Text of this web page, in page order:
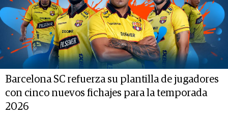
Barcelona SC refuerza su plantilla de jugadores
con cinco nuevos fichajes para la temporada
2026